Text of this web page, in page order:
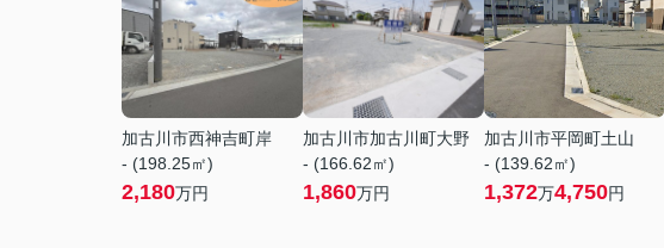
加古川市西神吉町岸
- (198.25㎡)
2,180万円
加古川市加古川町大野
- (166.62㎡)
1,860万円
加古川市平岡町土山
- (139.62㎡)
1,372万4,750円